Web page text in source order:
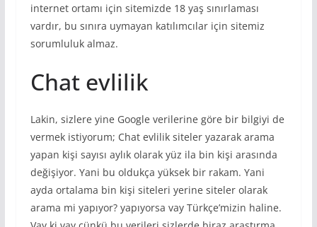
internet ortamı için sitemizde 18 yaş sınırlaması
vardır, bu sınıra uymayan katılımcılar için sitemiz
sorumluluk almaz.
Chat evlilik
Lakin, sizlere yine Google verilerine göre bir bilgiyi de
vermek istiyorum; Chat evlilik siteler yazarak arama
yapan kişi sayısı aylık olarak yüz ila bin kişi arasında
değişiyor. Yani bu oldukça yüksek bir rakam. Yani
ayda ortalama bin kişi siteleri yerine siteler olarak
arama mi yapıyor? yapıyorsa vay Türkçe’mizin haline.